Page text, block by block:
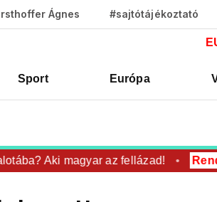
Ágnes #sajtótájékoztató
Sport Európa
Aki magyar az fellázad!